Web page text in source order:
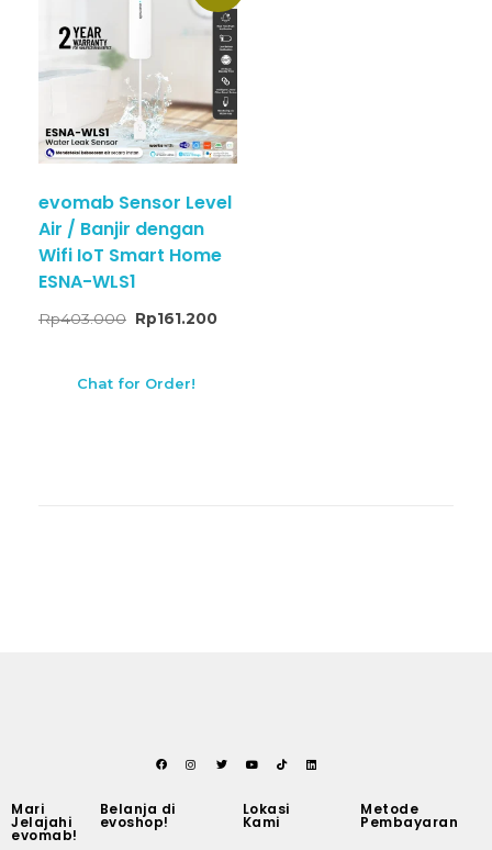
evomab Sensor Level
Air / Banjir dengan
Wifi IoT Smart Home
ESNA-WLS1
Rp403.000 Rp161.200
Chat for Order!
Mari
Jelajahi
evomab!
Belanja di
evoshop!
Lokasi
Kami
Metode
Pembayaran